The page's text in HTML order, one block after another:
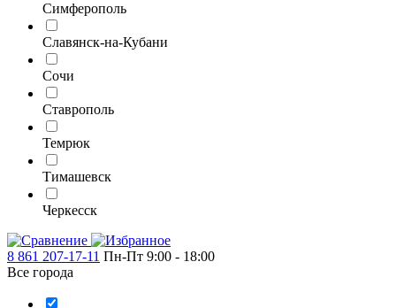
Симферополь
Славянск-на-Кубани
Сочи
Ставрополь
Темрюк
Тимашевск
Черкесск
8 861 207-17-11 Пн-Пт 9:00 - 18:00
Все города